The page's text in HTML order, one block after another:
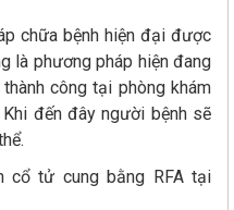
chữa bệnh hiện đại được
là phương pháp hiện đang
công tại phòng khám
đến đây người bệnh sẽ
cổ tử cung bằng RFA tại